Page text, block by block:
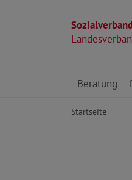
Direkt zu
Beratung
Startseite